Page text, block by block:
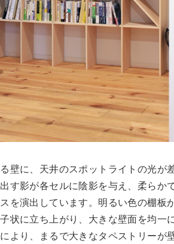
壁に、天井のスポットライトの光が
す影が各セルに陰影を与え、柔らか
を演出しています。明るい色の棚板
状に立ち上がり、大きな壁面を均一
より、まるで大きなタペストリーが